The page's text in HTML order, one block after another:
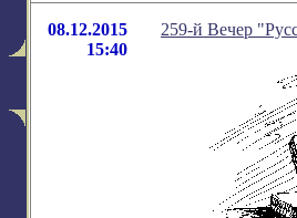
08.12.2015
15:40
259-й Вечер